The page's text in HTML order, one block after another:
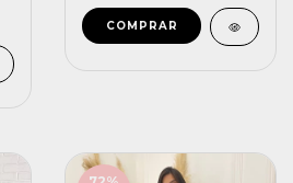
COMPRAR